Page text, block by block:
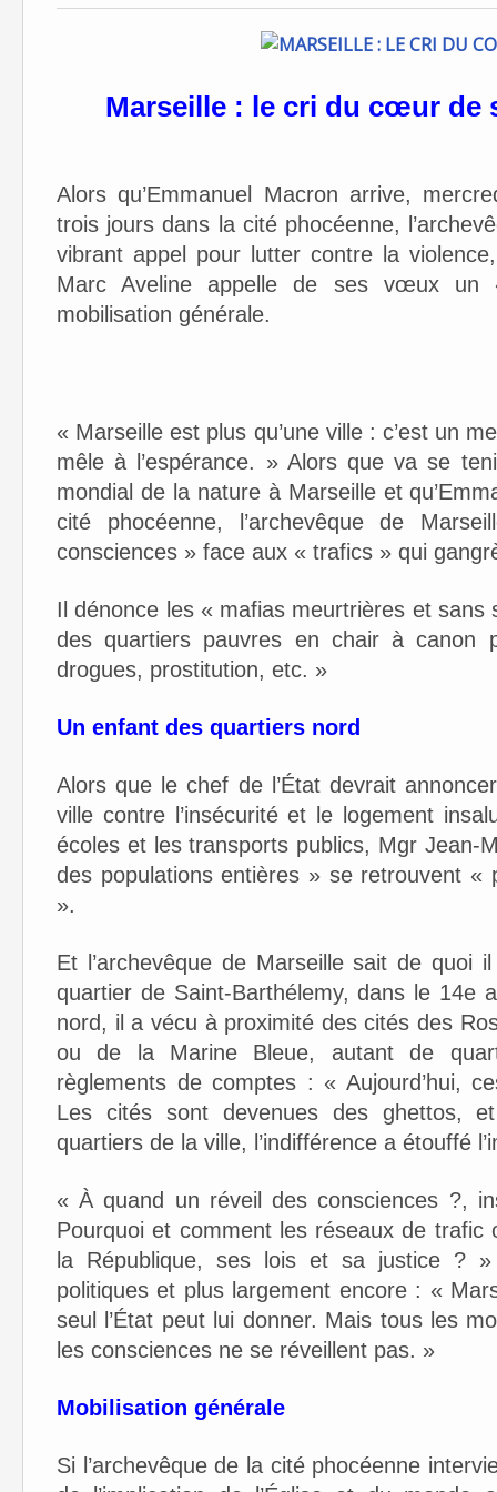
Marseille : le cri du cœur de
Alors qu’Emmanuel Macron arrive,
trois jours dans la cité phocéenne,
vibrant appel pour lutter contre la
Marc Aveline appelle de ses vœux
mobilisation générale.
« Marseille est plus qu’une ville : c’est un
mêle à l’espérance. » Alors que va se
mondial de la nature à Marseille et
cité phocéenne, l’archevêque de
consciences » face aux « trafics » qui
Il dénonce les « mafias meurtrières et
des quartiers pauvres en chair à canon
drogues, prostitution, etc. »
Un enfant des quartiers nord
Alors que le chef de l’État devrait
ville contre l’insécurité et le logement
écoles et les transports publics, Mgr Jean-
des populations entières » se retrouvent «
».
Et l’archevêque de Marseille sait de
quartier de Saint-Barthélemy, dans le 14e
nord, il a vécu à proximité des cités des
ou de la Marine Bleue, autant de
règlements de comptes : « Aujourd’hui,
Les cités sont devenues des ghettos,
quartiers de la ville, l’indifférence a étouffé
« À quand un réveil des consciences ?,
Pourquoi et comment les réseaux de trafic
la République, ses lois et sa justice ? »
politiques et plus largement encore : «
seul l’État peut lui donner. Mais tous les
les consciences ne se réveillent pas. »
Mobilisation générale
Si l’archevêque de la cité phocéenne